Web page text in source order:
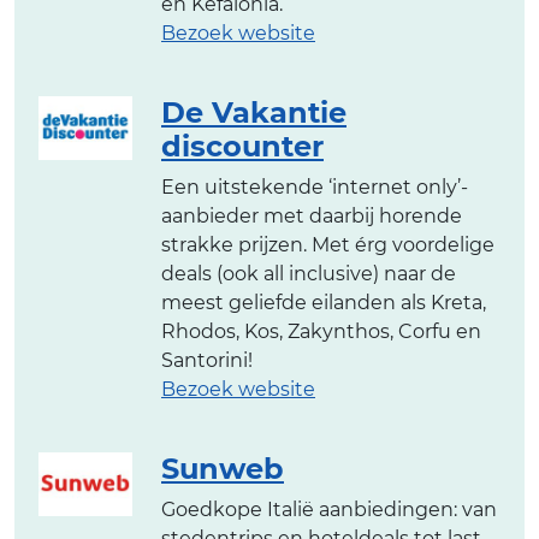
Bezoek website
De Vakantie
discounter
Een uitstekende ‘internet only’-
aanbieder met daarbij horende
strakke prijzen. Met érg voordelige
deals (ook all inclusive) naar de
meest geliefde eilanden als Kreta,
Rhodos, Kos, Zakynthos, Corfu en
Santorini!
Bezoek website
Sunweb
Goedkope Italië aanbiedingen: van